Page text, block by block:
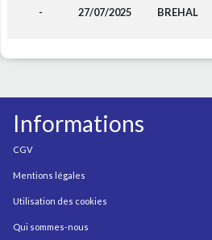
- 27/07/2025 BREHAL
Informations
CGV
Mentions légales
Utilisation des cookies
Qui sommes-nous